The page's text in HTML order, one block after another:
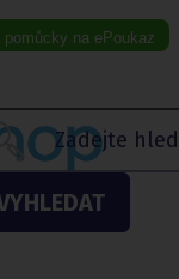
pomůcky na ePoukaz